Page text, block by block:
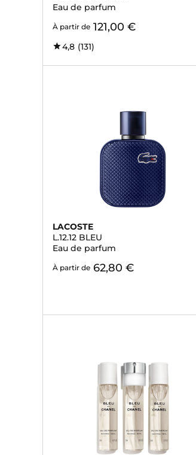
Eau de parfum
À partir de 121,00 €
4,8 (131)
LACOSTE
L.12.12 BLEU
Eau de parfum
À partir de 62,80 €